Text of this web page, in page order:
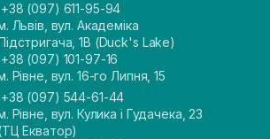
+38 (097) 611-95-94
Львів, вул. Академіка
1В (Duck's Lake)
+38 (097) 101-97-16
Рівне, вул. 16-го Липня, 15
+38 (097) 544-61-44
Рівне, вул. Кулика і Гудачека, 23
Екватор)